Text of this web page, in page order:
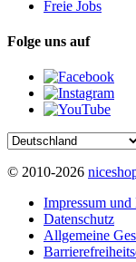
Freie Jobs
Folge uns auf
© 2010-2026
Impressum
Datenschutz
Allgemeine